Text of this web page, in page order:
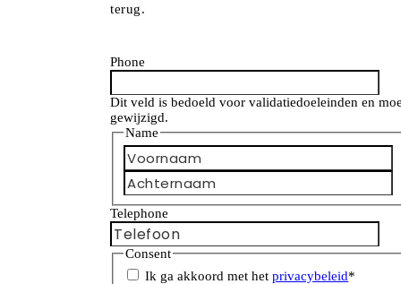
terug.
Phone
Dit veld is bedoeld voor validatiedoeleinden en
gewijzigd.
Name
Telephone
Consent
Ik ga akkoord met hetprivacybeleid*